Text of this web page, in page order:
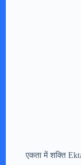
एकता में शक्ति